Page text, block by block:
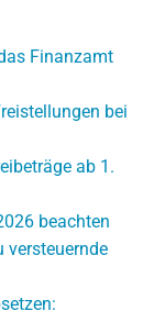
Finanzamt
bei
ab 1.
beachten
versteuernde